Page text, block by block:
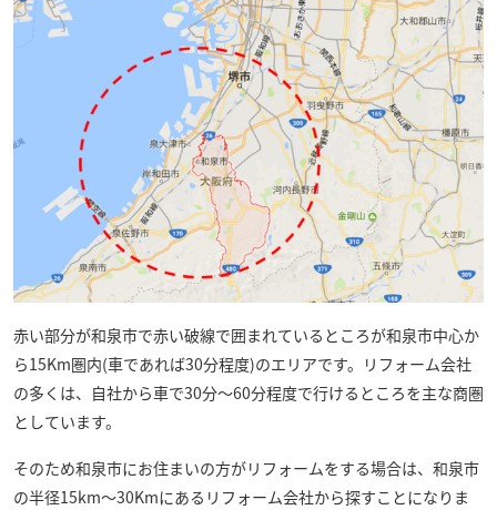
赤い部分が和泉市で赤い破線で囲まれているところが和泉市中心か
ら15Km圏内(車であれば30分程度)のエリアです。リフォーム会社
の多くは、自社から車で30分～60分程度で行けるところを主な商圏
としています。
そのため和泉市にお住まいの方がリフォームをする場合は、和泉市
の半径15km～30Kmにあるリフォーム会社から探すことになりま